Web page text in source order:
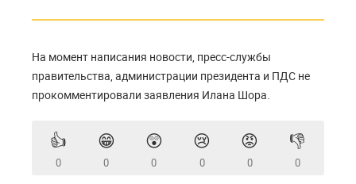
На момент написания новости, пресс-службы
правительства, администрации президента и ПДС не
прокомментировали заявления Илана Шора.
👍
0
😁
0
😲
0
😢
0
😡
0
👎
0